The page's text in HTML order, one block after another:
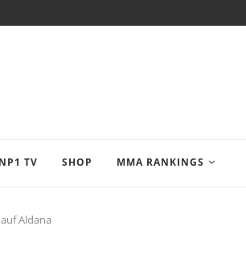
TV SHOP MMA RANKINGS
Aldana